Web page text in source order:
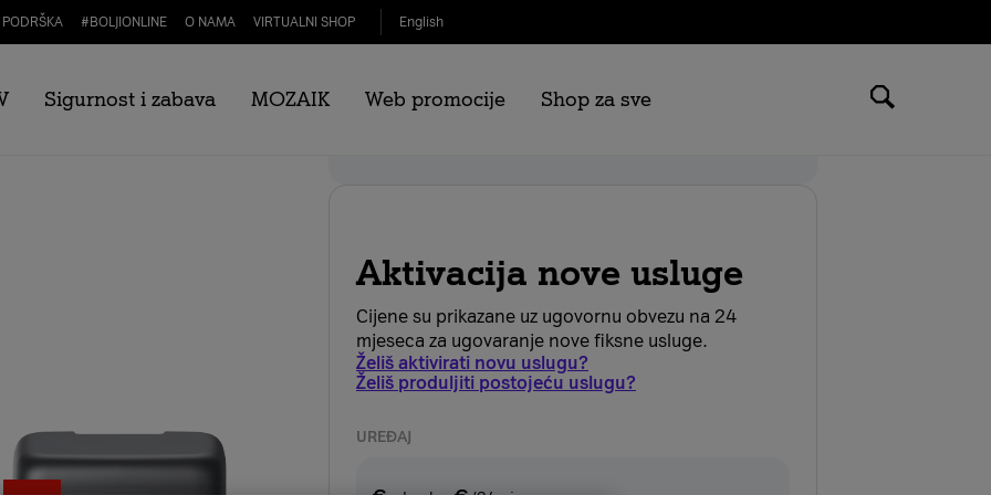
PODRŠKA #BOLJIONLINE O NAMA VIRTUALNI SHOP English
Sigurnost i zabava MOZAIK Web promocije Shop za sve
Aktivacija nove usluge
Cijene su prikazane uz ugovornu obvezu na 24
mjeseca za ugovaranje nove fiksne usluge.
Želiš aktivirati novu uslugu?
Želiš produljiti postojeću uslugu?
UREĐAJ